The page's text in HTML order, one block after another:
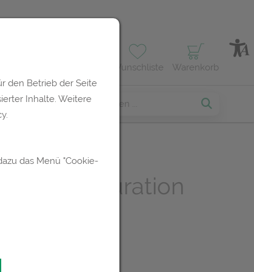
Wunschliste Warenkorb
Trituration
den Betrieb der Seite
Inhalte. Weitere
das Menü "Cookie-